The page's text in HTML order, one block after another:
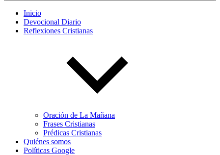
Inicio
Devocional Diario
Reflexiones Cristianas
Oración de La Mañana
Frases Cristianas
Prédicas Cristianas
Quiénes somos
Políticas Google